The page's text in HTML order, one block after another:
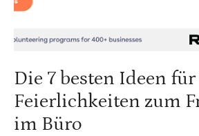
Die 7 besten Ideen für
Feierlichkeiten zum
im Büro